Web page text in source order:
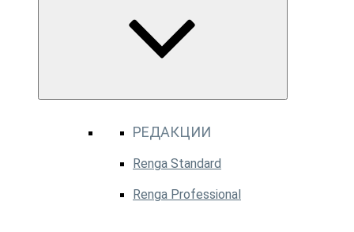
РЕДАКЦИИ
Renga Standard
Renga Professional